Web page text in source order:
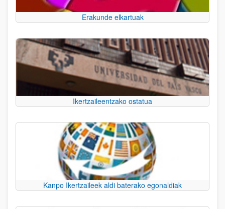
Erakunde elkartuak
Ikertzaileentzako ostatua
Kanpo Ikertzaileek aldi baterako egonaldiak